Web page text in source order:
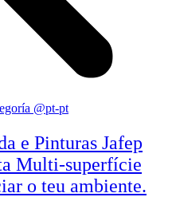
@pt-pt
e Pinturas Jafep
Multi-superfície
o teu ambiente.